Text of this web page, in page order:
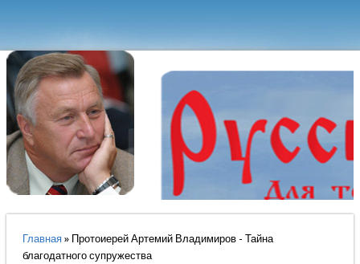
Вы здесь
Главная» Протоиерей Артемий Владимиров - Тайна
благодатного супружества